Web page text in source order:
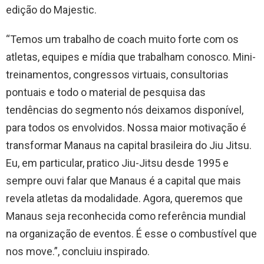
edição do Majestic.
“Temos um trabalho de coach muito forte com os
atletas, equipes e mídia que trabalham conosco. Mini-
treinamentos, congressos virtuais, consultorias
pontuais e todo o material de pesquisa das
tendências do segmento nós deixamos disponível,
para todos os envolvidos. Nossa maior motivação é
transformar Manaus na capital brasileira do Jiu Jitsu.
Eu, em particular, pratico Jiu-Jitsu desde 1995 e
sempre ouvi falar que Manaus é a capital que mais
revela atletas da modalidade. Agora, queremos que
Manaus seja reconhecida como referência mundial
na organização de eventos. É esse o combustível que
nos move.”, concluiu inspirado.